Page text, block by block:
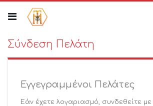
στο
περιεχόμενο
Σύνδεση Πελάτη
Εγγεγραμμένοι Πελάτες
Εάν έχετε λογαριασμό, συνδεθείτε